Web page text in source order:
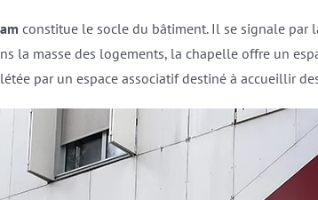
constitue le socle du bâtiment. Il se signale par
la masse des logements, la chapelle offre un
par un espace associatif destiné à accueillir